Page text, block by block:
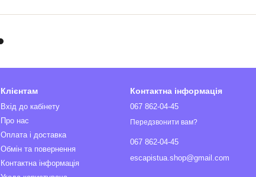
Клієнтам
Вхід до кабінету
Про нас
Оплата і доставка
Обмін та повернення
Контактна інформація
Контактна інформація
067 862-04-45
Передзвонити вам?
067 862-04-45
escapistua.shop@gmail.com